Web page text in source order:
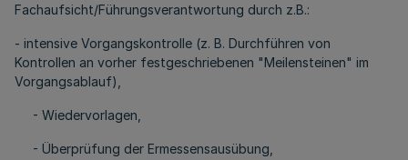
Fachaufsicht/Führungsverantwortung durch z.B.:
- intensive Vorgangskontrolle (z. B. Durchführen von
Kontrollen an vorher festgeschriebenen "Meilensteinen" im
Vorgangsablauf),
- Wiedervorlagen,
- Überprüfung der Ermessensausübung,